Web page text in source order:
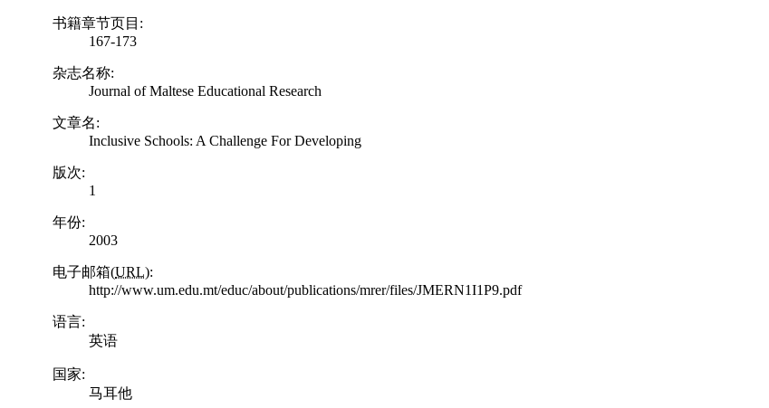
书籍章节页目:
167-173
杂志名称:
Journal of Maltese Educational Research
文章名:
Inclusive Schools: A Challenge For Developing
版次:
1
年份:
2003
电子邮箱(URL):
http://www.um.edu.mt/educ/about/publications/mrer/files/JMERN1I1P9.pdf
语言:
英语
国家:
马耳他